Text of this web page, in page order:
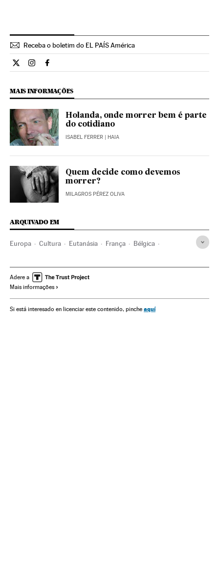
Receba o boletim do EL PAÍS América
Internacional El País Brasil en Twitter
Internacional El País Brasil en Instagram
Internacional El País Brasil en Facebook
MAIS INFORMAÇÕES
Holanda, onde morrer bem é parte
do cotidiano
ISABEL FERRER | HAIA
Quem decide como devemos
morrer?
MILAGROS PÉREZ OLIVA
ARQUIVADO EM
Europa Cultura Eutanásia França Bélgica
Doentes terminais Medicina paliativa
Assistência sanitária
Problemas sociais Previdência Sociedade Saúde
Adere a
Mais informações
Si está interesado en licenciar este contenido, pinche aquí